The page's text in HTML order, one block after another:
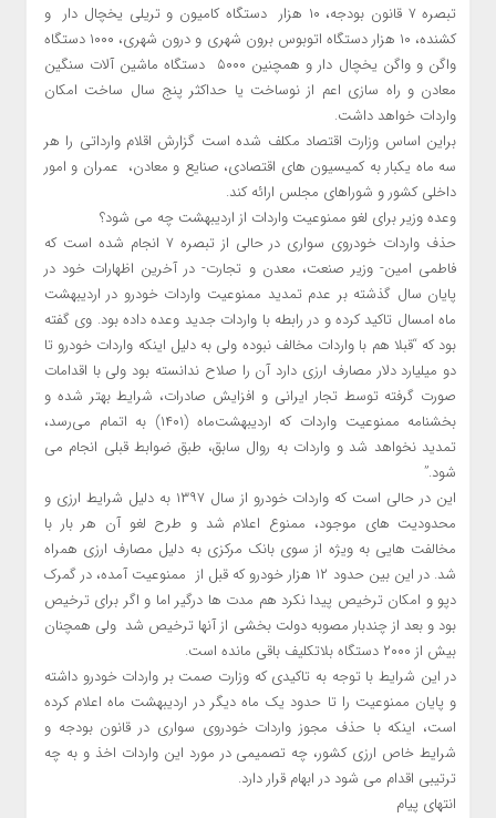
تبصره ۷ قانون بودجه، ۱۰ هزار دستگاه کامیون و تریلی یخچال دار و
کشنده، ۱۰ هزار دستگاه اتوبوس برون شهری و درون شهری، ۱۰۰۰ دستگاه
واگن و واگن یخچال دار و همچنین ۵۰۰۰ دستگاه ماشین آلات سنگین
معادن و راه سازی اعم از نوساخت یا حداکثر پنج سال ساخت امکان
واردات خواهد داشت.
براین اساس وزارت اقتصاد مکلف شده است گزارش اقلام وارداتی را هر
سه ماه یکبار به کمیسیون های اقتصادی، صنایع و معادن، عمران و امور
داخلی کشور و شوراهای مجلس ارائه کند.
وعده وزیر برای لغو ممنوعیت واردات از اردیبهشت چه می شود؟
حذف واردات خودروی سواری در حالی از تبصره ۷ انجام شده است که
فاطمی امین- وزیر صنعت، معدن و تجارت- در آخرین اظهارات خود در
پایان سال گذشته بر عدم تمدید ممنوعیت واردات خودرو در اردیبهشت
ماه امسال تاکید کرده و در رابطه با واردات جدید وعده داده بود. وی گفته
بود که “قبلا هم با واردات مخالف نبوده ولی به دلیل اینکه واردات خودرو تا
دو میلیارد دلار مصارف ارزی دارد آن را صلاح ندانسته بود ولی با اقدامات
صورت گرفته توسط تجار ایرانی و افزایش صادرات، شرایط بهتر شده و
بخشنامه ممنوعیت واردات که اردیبهشت‌ماه (۱۴۰۱) به اتمام می‌رسد،
تمدید نخواهد شد و واردات به روال سابق، طبق ضوابط قبلی انجام می
شود.”
این در حالی است که واردات خودرو از سال ۱۳۹۷ به دلیل شرایط ارزی و
محدودیت های موجود، ممنوع اعلام شد و طرح لغو آن هر بار با
مخالفت هایی به ویژه از سوی بانک مرکزی به دلیل مصارف ارزی همراه
شد. در این بین حدود ۱۲ هزار خودرو که قبل از ممنوعیت آمده، در گمرک
دپو و امکان ترخیص پیدا نکرد هم مدت ها درگیر اما و اگر برای ترخیص
بود و بعد از چندبار مصوبه دولت بخشی از آنها ترخیص شد ولی همچنان
بیش از ۲۰۰۰ دستگاه بلاتکلیف باقی مانده است.
در این شرایط با توجه به تاکیدی که وزارت صمت بر واردات خودرو داشته
و پایان ممنوعیت را تا حدود یک ماه دیگر در اردیبهشت ماه اعلام کرده
است، اینکه با حذف مجوز واردات خودروی سواری در قانون بودجه و
شرایط خاص ارزی کشور، چه تصمیمی در مورد این واردات اخذ و به چه
ترتیبی اقدام می شود در ابهام قرار دارد.
انتهای پیام